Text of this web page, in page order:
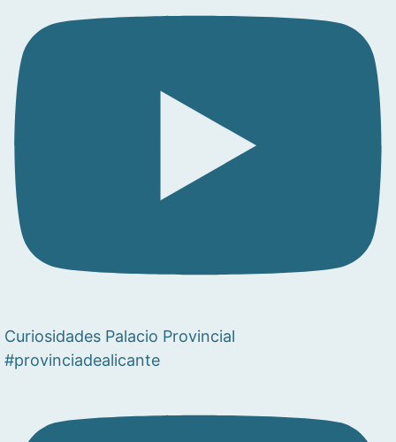
Curiosidades Palacio Provincial
#provinciadealicante